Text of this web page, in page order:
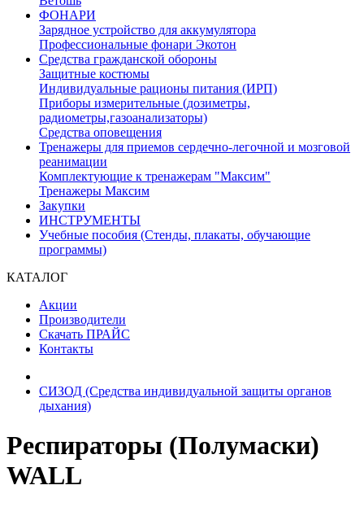
ФОНАРИ
Зарядное устройство для аккумулятора
Профессиональные фонари Экотон
Средства гражданской обороны
Защитные костюмы
Индивидуальные рационы питания (ИРП)
Приборы измерительные (дозиметры,
радиометры,газоанализаторы)
Средства оповещения
Тренажеры для приемов сердечно-легочной и мозговой
реанимации
Комплектующие к тренажерам "Максим"
Тренажеры Максим
Закупки
ИНСТРУМЕНТЫ
Учебные пособия (Стенды, плакаты, обучающие
программы)
КАТАЛОГ
Акции
Производители
Скачать ПРАЙС
Контакты
СИЗОД (Средства индивидуальной защиты органов
дыхания)
Респираторы (Полумаски)
WALL